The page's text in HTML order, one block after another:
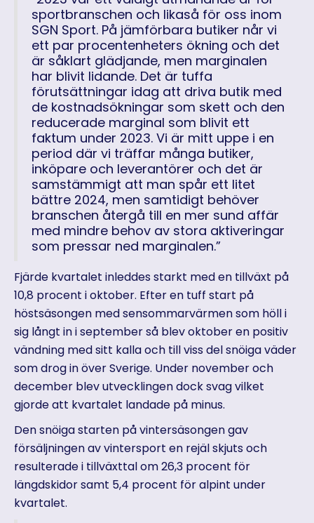
sportbranschen och likaså för oss inom
SGN Sport. På jämförbara butiker når vi
ett par procentenheters ökning och det
är såklart glädjande, men marginalen
har blivit lidande. Det är tuffa
förutsättningar idag att driva butik med
de kostnadsökningar som skett och den
reducerade marginal som blivit ett
faktum under 2023. Vi är mitt uppe i en
period där vi träffar många butiker,
inköpare och leverantörer och det är
samstämmigt att man spår ett litet
bättre 2024, men samtidigt behöver
branschen återgå till en mer sund affär
med mindre behov av stora aktiveringar
som pressar ned marginalen.”
Fjärde kvartalet inleddes starkt med en tillväxt på
10,8 procent i oktober. Efter en tuff start på
höstsäsongen med sensommarvärmen som höll i
sig långt in i september så blev oktober en positiv
vändning med sitt kalla och till viss del snöiga väder
som drog in över Sverige. Under november och
december blev utvecklingen dock svag vilket
gjorde att kvartalet landade på minus.
Den snöiga starten på vintersäsongen gav
försäljningen av vintersport en rejäl skjuts och
resulterade i tillväxttal om 26,3 procent för
längdskidor samt 5,4 procent för alpint under
kvartalet.